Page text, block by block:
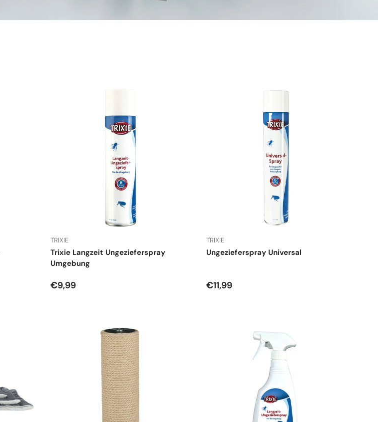
TRIXIE
Trixie Langzeit Ungezieferspray
Umgebung
Normaler Preis
€9,99
TRIXIE
Ungezieferspray Universal
Normaler Preis
€11,99